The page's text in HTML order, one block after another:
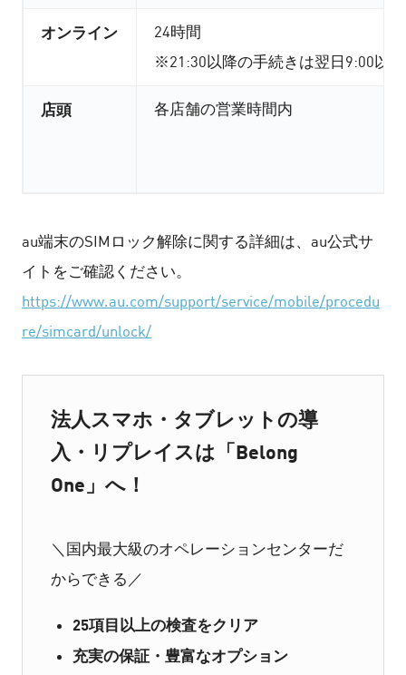
オンライン
24時間
※21:30以降の手続きは翌日9:00以
店頭 各店舗の営業時間内
au端末のSIMロック解除に関する詳細は、au公式サ
イトをご確認ください。
https://www.au.com/support/service/mobile/procedu
re/simcard/unlock/
法人スマホ・タブレットの導
入・リプレイスは「Belong
One」へ！
＼国内最大級のオペレーションセンターだ
からできる／
25項目以上の検査をクリア
充実の保証・豊富なオプション